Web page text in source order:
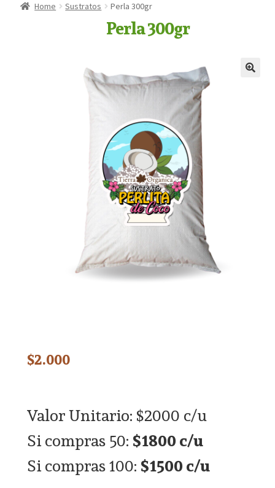
Home Sustratos Perla 300gr
Perla 300gr
$2.000
Valor Unitario: $2000 c/u
Si compras 50:$1800 c/u
Si compras 100:$1500 c/u